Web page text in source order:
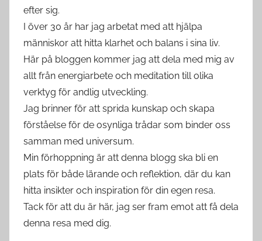
efter sig.
I över 30 år har jag arbetat med att hjälpa
människor att hitta klarhet och balans i sina liv.
Här på bloggen kommer jag att dela med mig av
allt från energiarbete och meditation till olika
verktyg för andlig utveckling.
Jag brinner för att sprida kunskap och skapa
förståelse för de osynliga trådar som binder oss
samman med universum.
Min förhoppning är att denna blogg ska bli en
plats för både lärande och reflektion, där du kan
hitta insikter och inspiration för din egen resa.
Tack för att du är här, jag ser fram emot att få dela
denna resa med dig.